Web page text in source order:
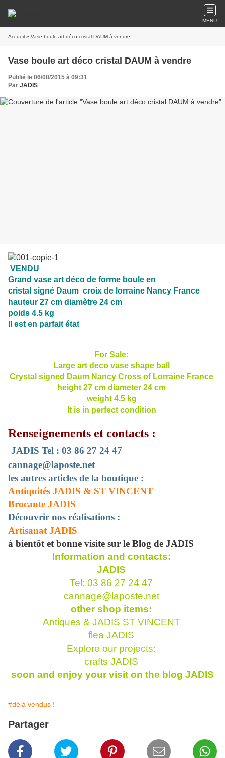
MENU
Accueil » Vase boule art déco cristal DAUM à vendre
Vase boule art déco cristal DAUM à vendre
Publié le 06/08/2015 à 09:31
Par JADIS
VENDU
Grand vase art déco de forme boule en
cristal signé Daum croix de lorraine Nancy France
hauteur 27 cm diamètre 24 cm
poids 4.5 kg
Il est en parfait état
For Sale:
Large art deco vase shape ball
Crystal signed Daum Nancy Cross of Lorraine France
height 27 cm diameter 24 cm
weight 4.5 kg
It is in perfect condition
Renseignements et contacts :
JADIS Tel : 03 86 27 24 47
cannage@laposte.net
les autres articles de la boutique :
Antiquités JADIS & ST VINCENT
Brocante JADIS
Découvrir nos réalisations :
Artisanat JADIS
à bientôt et bonne visite sur le Blog de JADIS
Information and contacts:
JADIS
Tel: 03 86 27 24 47
cannage@laposte.net
other shop items:
Antiques & JADIS ST VINCENT
flea JADIS
Explore our projects:
crafts JADIS
soon and enjoy your visit on the blog JADIS
#déjà vendus !
Partager